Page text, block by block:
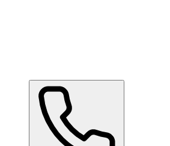
Ceramic Pro Care+お問い合わせください